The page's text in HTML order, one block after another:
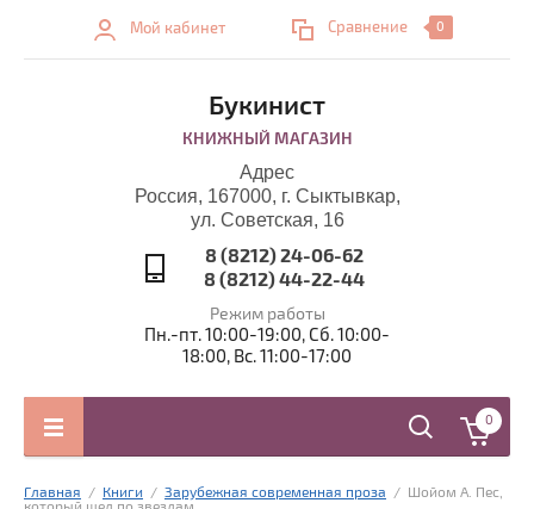
Мой кабинет Сравнение 0
Букинист
КНИЖНЫЙ МАГАЗИН
Адрес
Россия, 167000, г. Сыктывкар,
ул. Советская, 16
8 (8212) 24-06-62
8 (8212) 44-22-44
Режим работы
Пн.-пт. 10:00-19:00, Сб. 10:00-
18:00, Вс. 11:00-17:00
0
Главная
  /
Книги
  /
Зарубежная современная проза
  /  Шойом А. Пес,